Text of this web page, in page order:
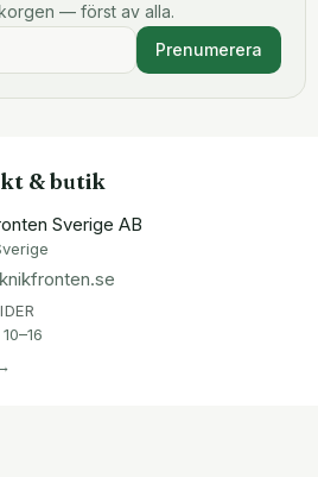
— först av alla.
Prenumerera
& butik
Sverige AB